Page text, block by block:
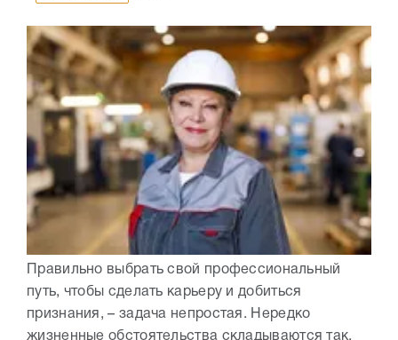
Правильно выбрать свой профессиональный
путь, чтобы сделать карьеру и добиться
признания, – задача непростая. Нередко
жизненные обстоятельства складываются так,